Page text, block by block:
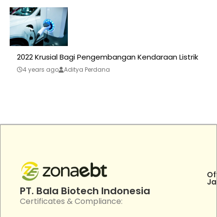
2022 Krusial Bagi Pengembangan Kendaraan Listrik
4 years ago Aditya Perdana
PT. Bala Biotech Indonesia
Certificates & Compliance: